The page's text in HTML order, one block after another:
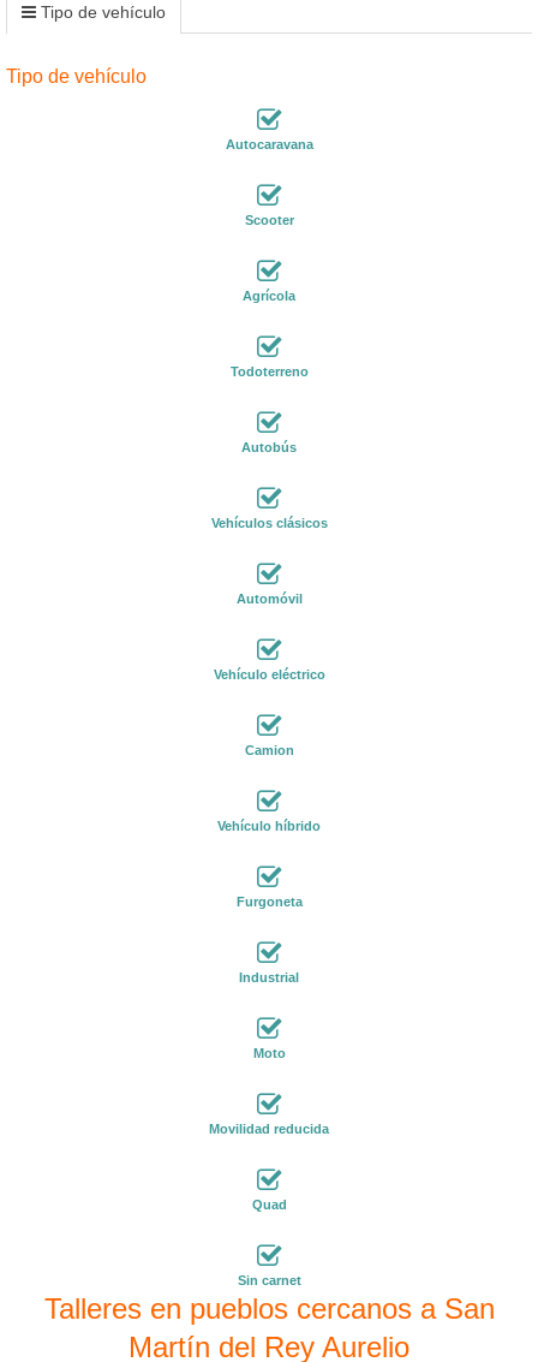
Tipo de vehículo
Tipo de vehículo
Autocaravana
Scooter
Agrícola
Todoterreno
Autobús
Vehículos clásicos
Automóvil
Vehículo eléctrico
Camion
Vehículo híbrido
Furgoneta
Industrial
Moto
Movilidad reducida
Quad
Sin carnet
Talleres en pueblos cercanos a San
Martín del Rey Aurelio